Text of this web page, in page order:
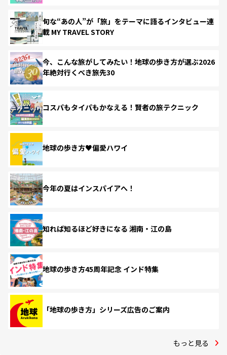
旬な“あの人”が「旅」をテーマに語るインタビュー連
載 MY TRAVEL STORY
今、こんな旅がしてみたい！地球の歩き方が選ぶ2026
年絶対行くべき旅先30
コスパもタイパもかなえる！賢者の旅テクニック
地球の歩き方♥偏愛ハワイ
今年の夏はインスパイアへ！
知れば知るほど好きになる 湘南・江の島
地球の歩き方45周年記念 インド特集
「地球の歩き方」シリーズ広告のご案内
もっと見る